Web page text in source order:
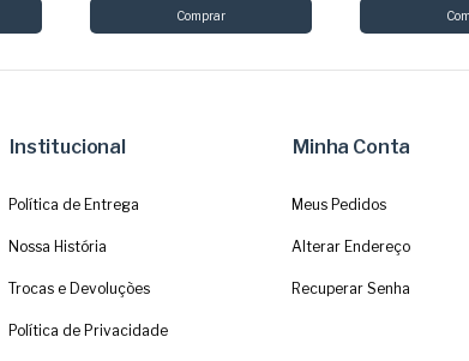
Institucional
Política de Entrega
Nossa História
Trocas e Devoluções
Política de Privacidade
Minha Conta
Meus Pedidos
Alterar Endereço
Recuperar Senha